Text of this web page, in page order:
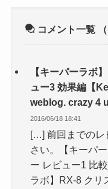
コメント一覧
【キーパーラボ
ュー3 効果編【
weblog. crazy 4
2016/06/18 18:41
[…] 前回までのレ
さい。【キーパ
ー レビュー1 比
ラボ】RX-8 クリ